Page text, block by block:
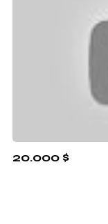
20.000 $